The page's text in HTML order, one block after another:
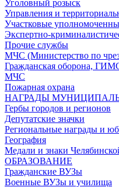
Уголовный розыск
Управления и
Участковые
Экспертно-
Прочие службы
МЧС (Министерство по
Гражданская оборона,
МЧС
Пожарная охрана
НАГРАДЫ
Гербы городов и регионов
Депутатские значки
Региональные награды и
География
Медали и знаки
ОБРАЗОВАНИЕ
Гражданские ВУЗы
Военные ВУЗы и училища